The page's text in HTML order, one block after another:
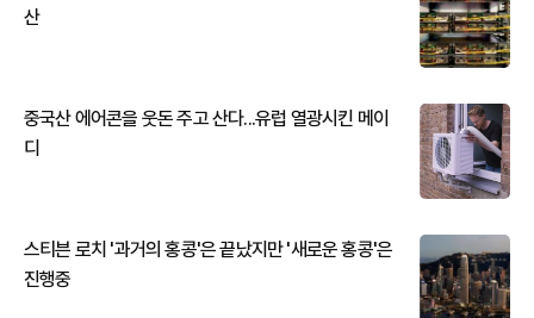
산
중국산 에어콘을 웃돈 주고 산다...유럽 열광시킨 메이
디
스티븐 로치 '과거의 홍콩'은 끝났지만 '새로운 홍콩'은
진행중